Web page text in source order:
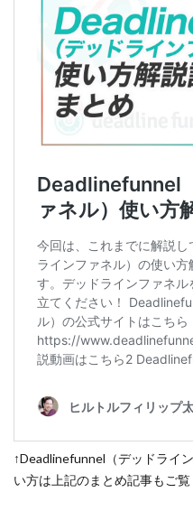
↑Deadlinefunnel（デッドライ
い方は上記のまとめ記事もご覧